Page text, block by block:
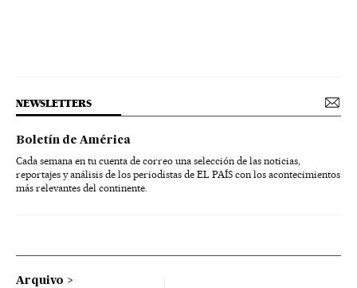
NEWSLETTERS
Boletín de América
Cada semana en tu cuenta de correo una selección de las noticias,
reportajes y análisis de los periodistas de EL PAÍS con los acontecimientos
más relevantes del continente.
Arquivo